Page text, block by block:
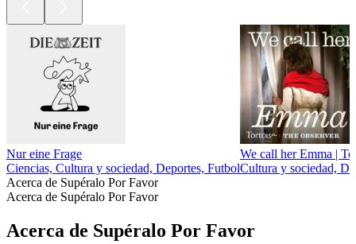
Nur eine Frage
Ciencias, Cultura y sociedad, Deportes, Futbol
We call her Emma |
Cultura y sociedad,
Acerca de Supéralo Por Favor
Acerca de Supéralo Por Favor
Acerca de Supéralo Por Favor